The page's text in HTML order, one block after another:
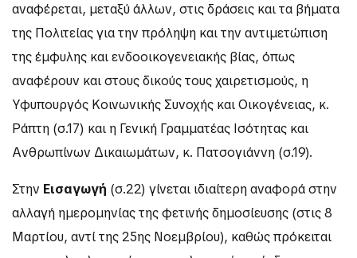
αναφέρεται, μεταξύ άλλων, στις δράσεις και τα βήματα
της Πολιτείας για την πρόληψη και την αντιμετώπιση
της έμφυλης και ενδοοικογενειακής βίας, όπως
αναφέρουν και στους δικούς τους χαιρετισμούς, η
Υφυπουργός Κοινωνικής Συνοχής και Οικογένειας, κ.
Ράπτη (σ.17) και η Γενική Γραμματέας Ισότητας και
Ανθρωπίνων Δικαιωμάτων, κ. Πατσογιάννη (σ.19).
Στην Εισαγωγή (σ.22) γίνεται ιδιαίτερη αναφορά στην
αλλαγή ημερομηνίας της φετινής δημοσίευσης (στις 8
Μαρτίου, αντί της 25ης Νοεμβρίου), καθώς πρόκειται